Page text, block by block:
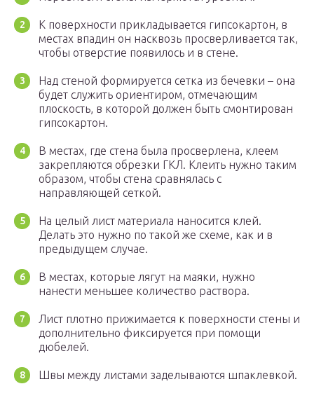
К поверхности прикладывается гипсокартон, в
местах впадин он насквозь просверливается так,
чтобы отверстие появилось и в стене.
Над стеной формируется сетка из бечевки – она
будет служить ориентиром, отмечающим
плоскость, в которой должен быть смонтирован
гипсокартон.
В местах, где стена была просверлена, клеем
закрепляются обрезки ГКЛ. Клеить нужно таким
образом, чтобы стена сравнялась с
направляющей сеткой.
На целый лист материала наносится клей.
Делать это нужно по такой же схеме, как и в
предыдущем случае.
В местах, которые лягут на маяки, нужно
нанести меньшее количество раствора.
Лист плотно прижимается к поверхности стены и
дополнительно фиксируется при помощи
дюбелей.
Швы между листами заделываются шпаклевкой.